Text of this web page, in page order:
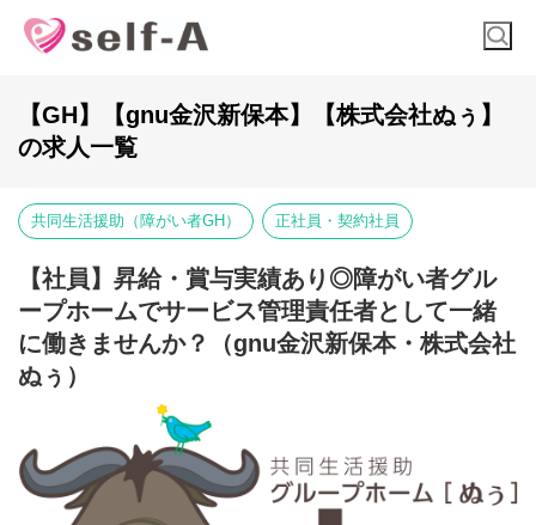
【GH】【gnu金沢新保本】【株式会社ぬぅ】
の求人一覧
共同生活援助（障がい者GH） 正社員・契約社員
【社員】昇給・賞与実績あり◎障がい者グル
ープホームでサービス管理責任者として一緒
に働きませんか？（gnu金沢新保本・株式会社
ぬぅ）